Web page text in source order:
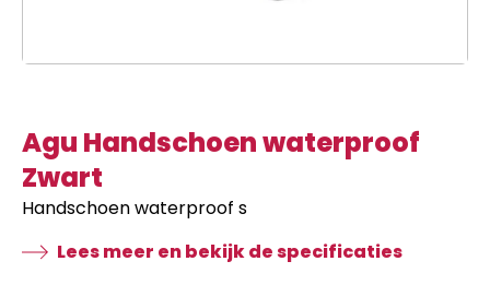
Agu Handschoen waterproof
Zwart
Handschoen waterproof s
Lees meer en bekijk de specificaties